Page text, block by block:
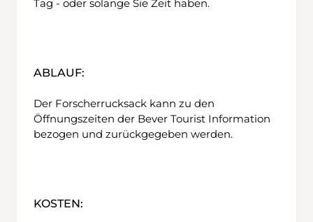
Tag - oder solange Sie Zeit haben.
ABLAUF:
Der Forscherrucksack kann zu den
Öffnungszeiten der Bever Tourist Information
bezogen und zurückgegeben werden.
KOSTEN: